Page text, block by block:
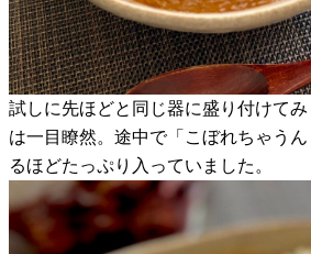
試しに先ほどと同じ器に盛り付けて
は一目瞭然。途中で「こぼれちゃう
るほどたっぷり入っていました。